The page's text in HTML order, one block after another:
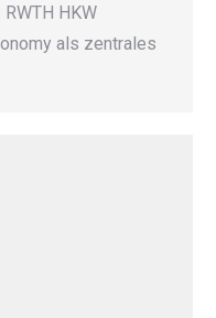
HKW
als zentrales